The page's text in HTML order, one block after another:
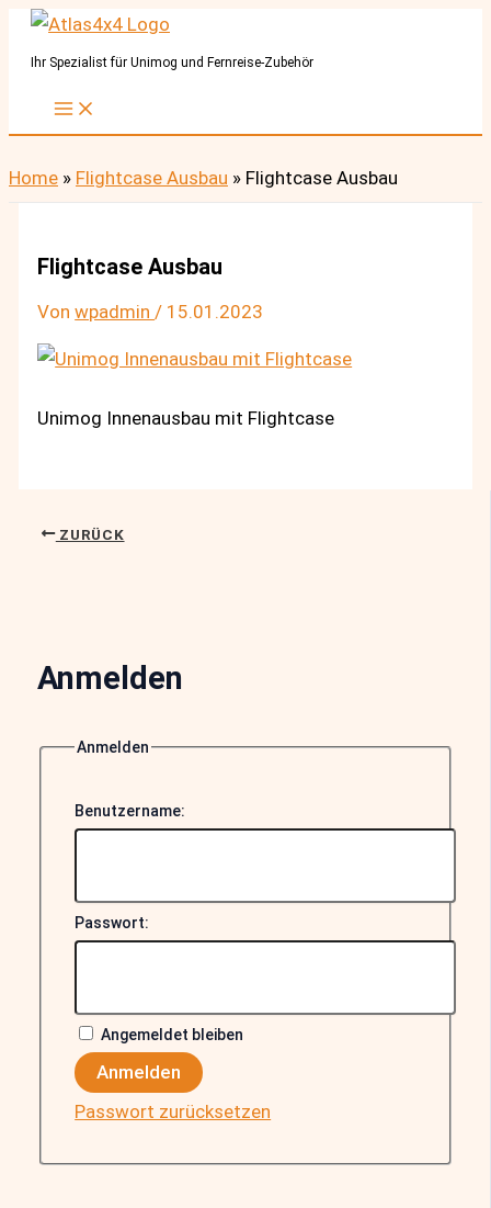
Zum
InhaltIhr Spezialist für Unimog und Fernreise-Zubehör
Home » Flightcase Ausbau » Flightcase Ausbau
Flightcase Ausbau
Vonwpadmin/ 15.01.2023
Unimog Innenausbau mit Flightcase
ZURÜCK
Anmelden
Anmelden
Benutzername:
Passwort:
Angemeldet bleiben
Anmelden
Passwort zurücksetzen